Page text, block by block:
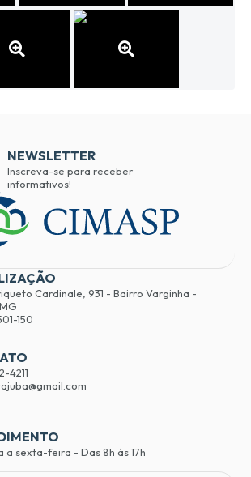
Cardinale, 931 - Bairro Varginha -
150
4211
a sexta-feira - Das 8h às 17h
NEWSLETTER
Inscreva-se para receber
informativos!